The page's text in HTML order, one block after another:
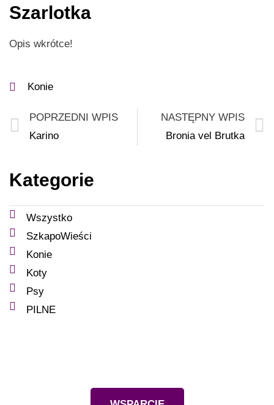
Szarlotka
Opis wkrótce!
Konie
POPRZEDNI WPIS
Karino
NASTĘPNY WPIS
Bronia vel Brutka
Kategorie
Wszystko
SzkapoWieści
Konie
Koty
Psy
PILNE